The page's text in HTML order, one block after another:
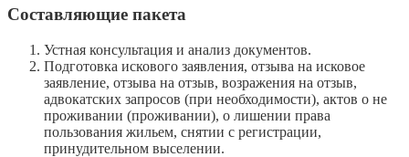
Составляющие пакета
Устная консультация и анализ документов.
Подготовка искового заявления, отзыва на исковое
заявление, отзыва на отзыв, возражения на отзыв,
адвокатских запросов (при необходимости), актов о не
проживании (проживании), о лишении права
пользования жильем, снятии с регистрации,
принудительном выселении.